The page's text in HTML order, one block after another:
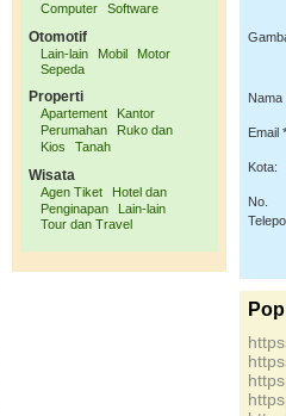
Computer
Software
Otomotif
Lain-lain Mobil
Motor
Sepeda
Properti
Apartement
Kantor
Perumahan
Ruko dan
Kios
Tanah
Wisata
Agen Tiket
Hotel dan
Penginapan
Lain-lain
Tour dan Travel
Nama
Email
Kota:
No.